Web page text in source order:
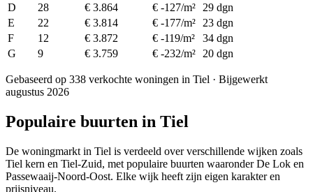
D
28 € 3.864 € -127/m²
29 dgn
E
22 € 3.814 € -177/m²
23 dgn
F
12 € 3.872 € -119/m²
34 dgn
G
9 € 3.759 € -232/m² 20 dgn
Gebaseerd op 338 verkochte woningen in Tiel · Bijgewerkt
augustus 2026
Populaire buurten in Tiel
De woningmarkt in Tiel is verdeeld over verschillende wijken zoals
Tiel kern en Tiel-Zuid, met populaire buurten waaronder De Lok en
Passewaaij-Noord-Oost. Elke wijk heeft zijn eigen karakter en
prijsniveau.